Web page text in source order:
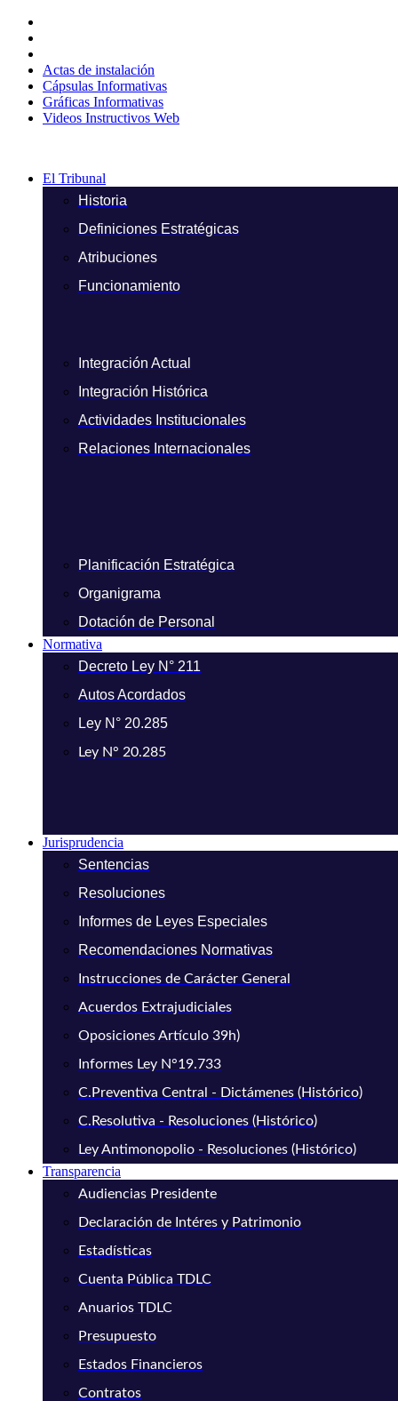
contenido
Actas de instalación
Cápsulas Informativas
Gráficas Informativas
Videos Instructivos Web
El Tribunal
Historia
Definiciones Estratégicas
Atribuciones
Funcionamiento
Integración Actual
Integración Histórica
Actividades Institucionales
Relaciones Internacionales
Planificación Estratégica
Organigrama
Dotación de Personal
Normativa
Decreto Ley N° 211
Autos Acordados
Ley N° 20.285
Ley N° 20.285
Jurisprudencia
Sentencias
Resoluciones
Informes de Leyes Especiales
Recomendaciones Normativas
Instrucciones de Carácter General
Acuerdos Extrajudiciales
Oposiciones Artículo 39h)
Informes Ley N°19.733
C.Preventiva Central - Dictámenes (Histórico)
C.Resolutiva - Resoluciones (Histórico)
Ley Antimonopolio - Resoluciones (Histórico)
Transparencia
Audiencias Presidente
Declaración de Intéres y Patrimonio
Estadísticas
Cuenta Pública TDLC
Anuarios TDLC
Presupuesto
Estados Financieros
Contratos